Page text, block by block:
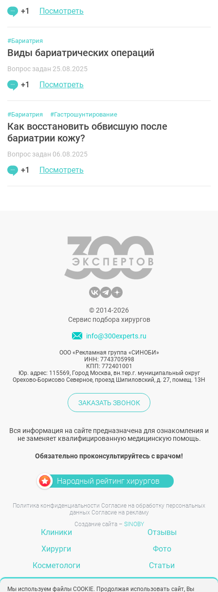
+1 Посмотреть
#Бариатрия
Виды бариатрических операций
Вопрос задан 25.08.2025
+1 Посмотреть
#Бариатрия #Гастрошунтирование
Как восстановить обвисшую после
бариатрии кожу?
Вопрос задан 06.08.2025
+1 Посмотреть
© 2014-2026
Сервис подбора хирургов
info@300experts.ru
ООО «Рекламная группа «СИНОБИ»
ИНН: 7743705998
КПП: 772401001
Юр. адрес: 115569, Город Москва, вн.тер.г. муниципальный округ
Орехово-Борисово Северное, проезд Шипиловский, д. 27, помещ. 13Н
ЗАКАЗАТЬ ЗВОНОК
Вся информация на сайте предназначена для ознакомления и
не заменяет квалифицированную медицинскую помощь.
Обязательно проконсультируйтесь с врачом!
Народный рейтинг хирургов
Политика конфиденциальности Согласие на обработку персональных
данных Согласие на рекламу
Создание сайта – SINOBY
Клиники
Хирурги
Косметологи
Отзывы
Фото
Статьи
Мы используем файлы COOKIE. Продолжая использовать сайт, Вы